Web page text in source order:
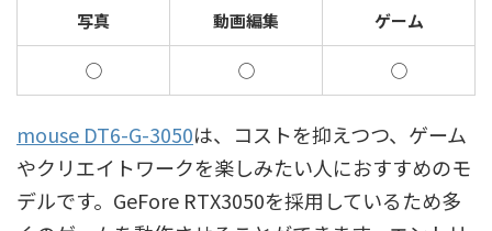
写真 動画編集 ゲーム
◯ ◯ ◯
mouse DT6-G-3050は、コストを抑えつつ、ゲーム
やクリエイトワークを楽しみたい人におすすめのモ
デルです。GeFore RTX3050を採用しているため多